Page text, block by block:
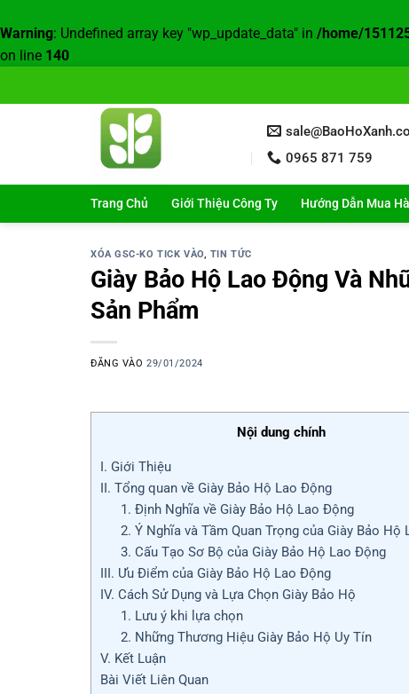
Warning: Undefined array key "wp_update_data" in /home/
on line 140
0965 871 759
Trang Chủ Giới Thiệu Công Ty Hướng Dẫn Mua
XÓA GSC-KO TICK VÀO, TIN TỨC
Giày Bảo Hộ Lao Động Và
Sản Phẩm
ĐĂNG VÀO29/01/2024
Nội dung chính
I. Giới Thiệu
II. Tổng quan về Giày Bảo Hộ Lao Động
1. Định Nghĩa về Giày Bảo Hộ Lao Động
2. Ý Nghĩa và Tầm Quan Trọng của Giày Bảo Hộ
3. Cấu Tạo Sơ Bộ của Giày Bảo Hộ Lao Động
III. Ưu Điểm của Giày Bảo Hộ Lao Động
IV. Cách Sử Dụng và Lựa Chọn Giày Bảo Hộ
1. Lưu ý khi lựa chọn
2. Những Thương Hiệu Giày Bảo Hộ Uy Tín
V. Kết Luận
Bài Viết Liên Quan